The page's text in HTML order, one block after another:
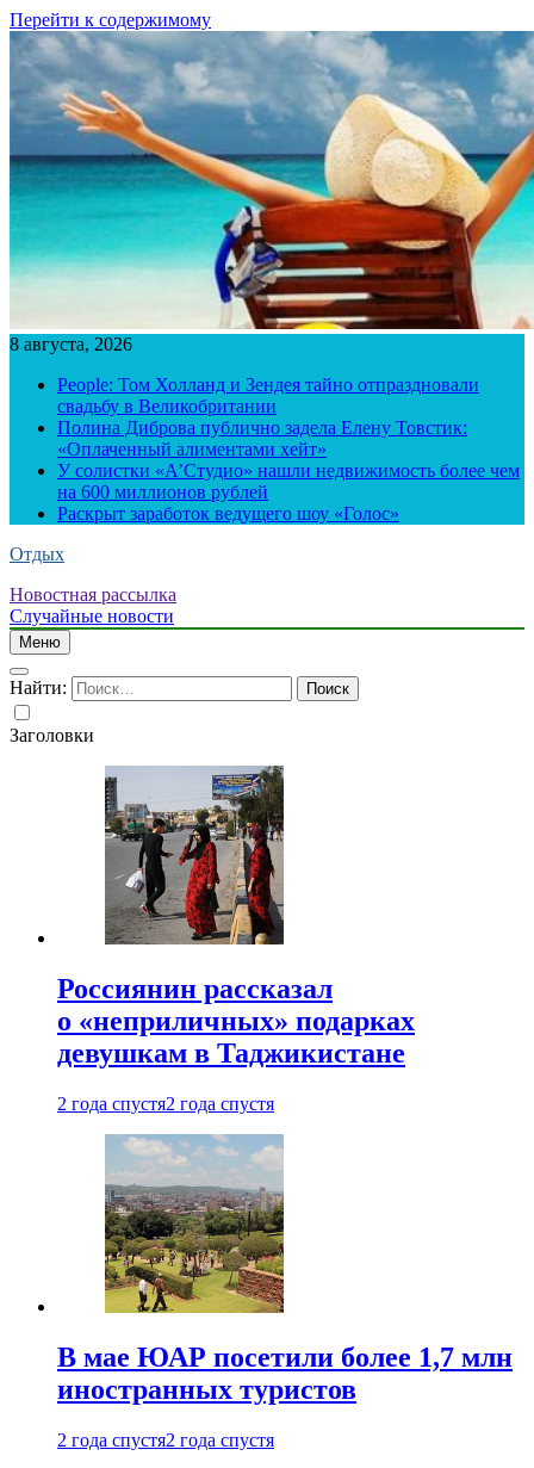
Перейти к содержимому
8 августа, 2026
People: Том Холланд и Зендея тайно отпраздновали
свадьбу в Великобритании
Полина Диброва публично задела Елену Товстик:
«Оплаченный алиментами хейт»
У солистки «А’Студио» нашли недвижимость более чем
на 600 миллионов рублей
Раскрыт заработок ведущего шоу «Голос»
Отдых
Новостная рассылка
Случайные новости
Меню
Найти:
Заголовки
Россиянин рассказал
о «неприличных» подарках
девушкам в Таджикистане
2 года спустя2 года спустя
В мае ЮАР посетили более 1,7 млн
иностранных туристов
2 года спустя2 года спустя